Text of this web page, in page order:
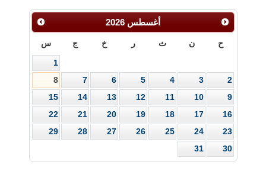
أغسطس 2026
ح ن ث ر خ ج س
1
2
3
4
5
6
7
8
9
10
11
12
13
14
15
16
17
18
19
20
21
22
23
24
25
26
27
28
29
30
31